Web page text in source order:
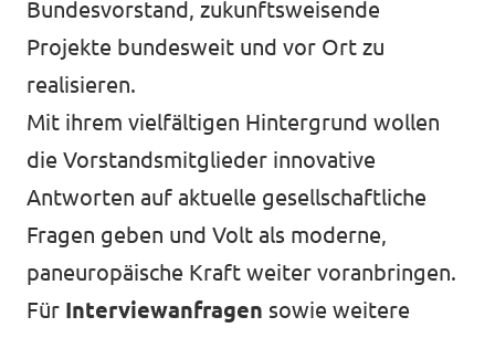
Bundesvorstand, zukunftsweisende
Projekte bundesweit und vor Ort zu
realisieren.
Mit ihrem vielfältigen Hintergrund wollen
die Vorstandsmitglieder innovative
Antworten auf aktuelle gesellschaftliche
Fragen geben und Volt als moderne,
paneuropäische Kraft weiter voranbringen.
Für Interviewanfragen sowie weitere